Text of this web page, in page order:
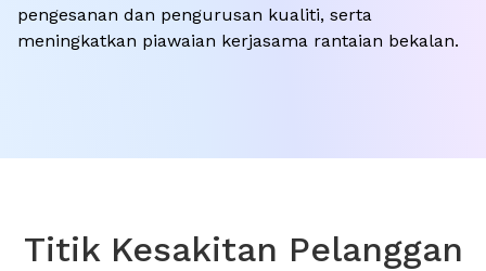
pengesanan dan pengurusan kualiti, serta
meningkatkan piawaian kerjasama rantaian bekalan.
Titik Kesakitan Pelanggan